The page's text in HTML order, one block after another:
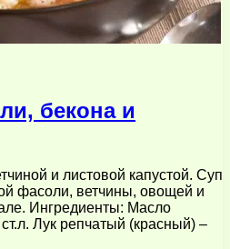
бекона и
и листовой капустой. Суп
фасоли, ветчины, овощей и
Ингредиенты: Масло
Лук репчатый (красный) –